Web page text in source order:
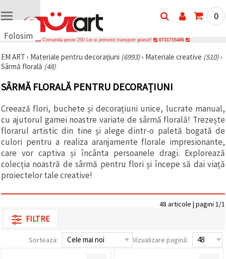
Folosim
uri
🍪 Folosim
cookie-uri
și
similare
pentru a
asigura
funcționarea
corectă a
site-ului,
pentru a vă
îmbunătăți
experiența
și, cu
dumneavoastră,
traficul și a
afișa
mai
0
Comanda peste 250 Lei si primesti transport gratuit! 0731715486
EM ART › Materiale pentru decorațiuni (6993)› Materiale creative (510)›
Sârmă florală (48)
SÂRMĂ FLORALĂ PENTRU DECORAȚIUNI
Creează flori, buchete și decorațiuni unice, lucrate manual,
cu ajutorul gamei noastre variate de sârmă florală! Trezește
florarul artistic din tine și alege dintr-o paletă bogată de
culori pentru a realiza aranjamente florale impresionante,
care vor captiva și încânta persoanele dragi. Explorează
colecția noastră de sârmă pentru flori și începe să dai viață
proiectelor tale creative!
48 articole | pagini 1/1
FILTRE
Sorteaza: Vizualizare pagină: